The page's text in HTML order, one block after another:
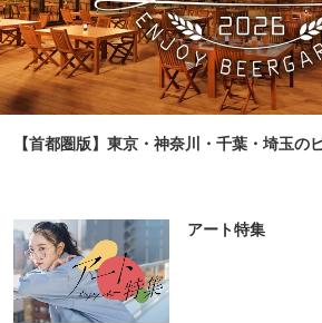
【首都圏版】東京・神奈川・千葉・埼玉の
アート特集